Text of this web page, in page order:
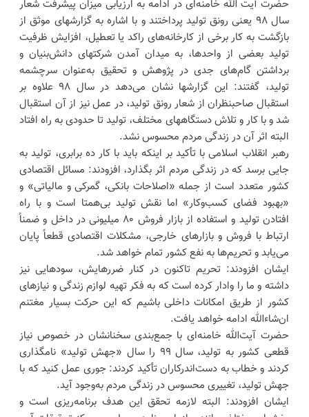
حضرت آیت الله خامنه‌ای در ادامه به ارزیابی میزان پیشرفت شعار
سال ۹۸ یعنی رونق تولید پرداختند و با اشاره به گزارشهای موثق از
بازگشت به کار برخی از کارخانه‌های راکد یا تعطیل، افزایش ظرفیت
تولید بعضی از واحدها، به میدان آمدن شرکتهای دانش‌بنیان و
برداشتن گام‌های جدی در پژوهش و تحقیق به‌عنوان سرچشمه
تولید، گفتند: این گزارشها نشان می‌دهد در سال ۹۸ علاوه بر
استقبال صاحبنظران از شعار رونق تولید، در عمل نیز از آن استقبال
شد و با کار و تلاش دستگاههای مختلف، تولید تا حدودی به راه افتاد
البته اثر آن در زندگی مردم محسوس نشد.
رهبر انقلاب اسلامی با تأکید بر اینکه باید با کار ده برابری، تولید به
جایی برسد که در زندگی مردم اثر بگذارد، افزودند: مسائل اقتصادی
کشور متعدد است از جمله «اصلاحات بانکی، گمرکی و مالیاتی» و
«بهبود فضای کسب‌وکار» اما نقش تولید بی‌همتا است و با راه
افتادن تولید و استفاده از بازار فروش ۸۰ میلیونی در داخل و ضمناً
ارتباط با فروش و بازارهای خارجی، مشکلات اقتصادی قطعاً پایان
می‌یابد و تحریم‌ها به نفع کشور تمام خواهد شد.
ایشان افزودند: تحریم تاکنون در کنار ضررهایش، سودهایی نیز
داشته و ما را وادار کرده است که به فکر تهیه لوازم زندگی و نیازهای
کشور از طریق امکانات داخلی باشیم که این حرکت بسیار مغتنم
ان‌شاءالله ادامه خواهد یافت.
حضرت آیت‌الله خامنه‌ای با جمع‌بندی سخنانشان در خصوص نیاز
قطعی کشور به تولید، سال ۹۹ را سال «جهش تولید» نامگذاری
کردند و خطاب به دست‌اندرکاران تأکید کردند: جوری عمل کنید که با
جهش تولید، تغییری محسوس در زندگی مردم به‌وجود آید.
ایشان افزودند: البته لازمه تحقق این هدف برنامه‌ریزی است و